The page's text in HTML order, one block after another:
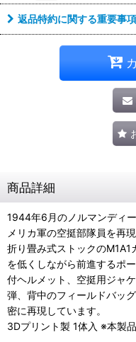
返品特約に関する重要事項
商品詳細
1944年6月のノルマンディ
メリカ軍の空挺部隊員を再
折り畳み式ストックの
を低くしながら前進するポ
付ヘルメット、空挺用ジャ
弾、背中のフィールドバッ
密に再現しています。
3Dプリント製 1体入 ※本製